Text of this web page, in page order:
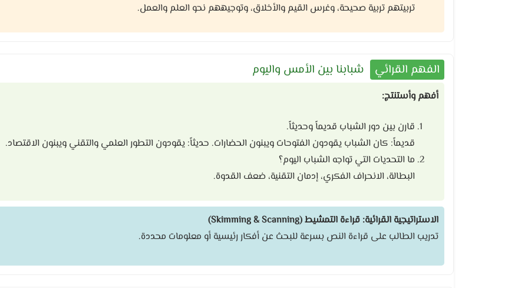
تربيتهم تربية صحيحة، وغرس القيم والأخلاق، وتوجيههم نحو العلم والعمل.
الفهم القرائي شبابنا بين الأمس واليوم
أفهم وأستنتج:
قارن بين دور الشباب قديماً وحديثاً.
قديماً: كان الشباب يقودون الفتوحات ويبنون الحضارات. حديثاً: يقودون التطور العلمي والتقني ويبنون الاقتصاد.
ما التحديات التي تواجه الشباب اليوم؟
البطالة، الانحراف الفكري، إدمان التقنية، ضعف القدوة.
الاستراتيجية القرائية: قراءة التمشيط (Skimming & Scanning)
تدريب الطالب على قراءة النص بسرعة للبحث عن أفكار رئيسية أو معلومات محددة.